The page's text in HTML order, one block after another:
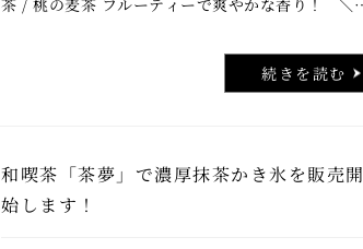
茶 / 桃の麦茶 フルーティーで爽やかな香り！ ＼
う想いを込めて ＼爽やか生大福 …..続きを読む
和喫茶「茶夢」で濃厚抹茶かき氷を販売開
始します！